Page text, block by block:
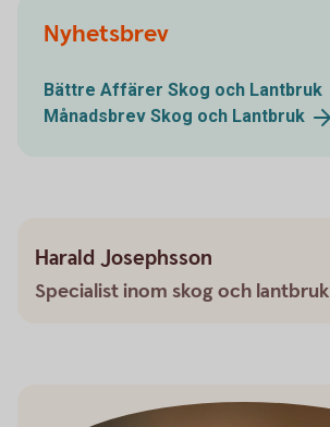
Nyhetsbrev
Bättre Affärer Skog och Lantbruk
Månadsbrev Skog och Lantbruk
Harald Josephsson
Specialist inom skog och lantbruk